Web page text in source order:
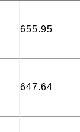
655.95
647.64